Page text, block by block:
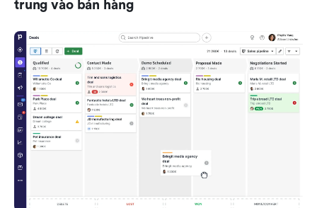
trung vào bán hàng